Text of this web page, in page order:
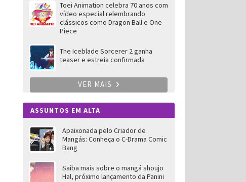
Toei Animation celebra 70 anos com
vídeo especial relembrando
clássicos como Dragon Ball e One
Piece
The Iceblade Sorcerer 2 ganha
teaser e estreia confirmada
VER MAIS
ASSUNTOS EM ALTA
Apaixonada pelo Criador de
Mangás: Conheça o C-Drama Comic
Bang
Saiba mais sobre o mangá shoujo
Hal, próximo lançamento da Panini